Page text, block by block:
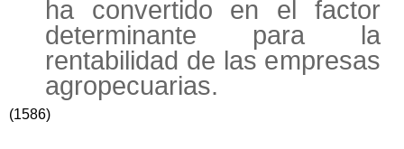
ha convertido en el factor
determinante para la
rentabilidad de las empresas
agropecuarias.
(1586)